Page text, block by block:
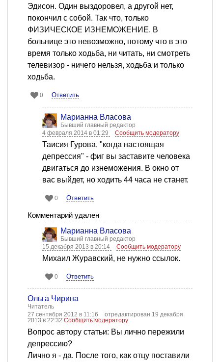
Эдисон. Один выздоровел, а другой нет,
покончил с собой. Так что, только
ФИЗИЧЕСКОЕ ИЗНЕМОЖЕНИЕ. В
больнице это невозможно, потому что в это
время только ходьба, ни читать, ни смотреть
телевизор - ничего нельзя, ходьба и только
ходьба.
0 Ответить
Марианна Власова
Бывший главный редактор
4 февраля 2014 в 01:29
Сообщить модератору
Таисия Гурова, "когда настоящая
депрессия" - фиг вы заставите человека
двигаться до изнеможения. В окно от
вас выйдет, но ходить 44 часа не станет.
0 Ответить
Комментарий удален
Марианна Власова
Бывший главный редактор
15 декабря 2013 в 20:14
Сообщить модератору
Михаил Журавский, не нужно ссылок.
0 Ответить
Ольга Чирина
Читатель
27 сентября 2012 в 11:16
отредактирован 19 декабря
2013 в 22:32Сообщить модератору
Вопрос автору статьи: Вы лично пережили
депрессию?
Лично я - да. После того, как отцу поставили